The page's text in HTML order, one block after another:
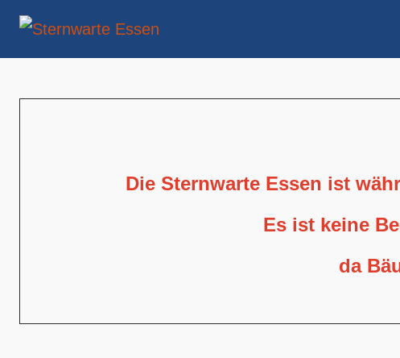
Die Sternwarte Essen ist
Es ist keine
da